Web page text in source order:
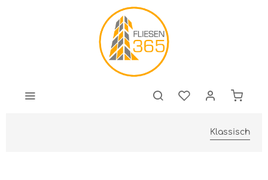
Klassisch